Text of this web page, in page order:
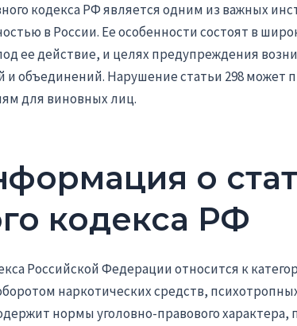
кодекса РФ является одним из важных
в России. Ее особенности состоят в
ее действие, и целях предупреждения
и объединений. Нарушение статьи 298 может
для виновных лиц.
о
кодекса РФ
Российской Федерации относится к
наркотических средств,
нормы уголовно-правового